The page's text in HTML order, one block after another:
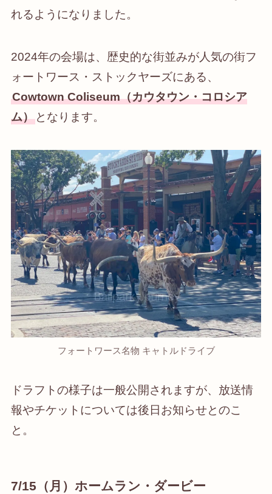
れるようになりました。
2024年の会場は、歴史的な街並みが人気の街フ
ォートワース・ストックヤーズにある、
Cowtown Coliseum（カウタウン・コロシア
ム）となります。
フォートワース名物 キャトルドライブ
ドラフトの様子は一般公開されますが、放送情
報やチケットについては後日お知らせとのこ
と。
7/15（月）ホームラン・ダービー